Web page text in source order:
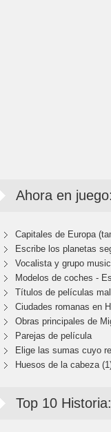
Ahora en juego:
Capitales de Europa
Escribe los planetas
Vocalista y grupo
Modelos de coches -
Títulos de películas
Ciudades romanas en
Obras principales de
Parejas de película
Elige las sumas cuyo
Huesos de la cabeza
Top 10 Historia: